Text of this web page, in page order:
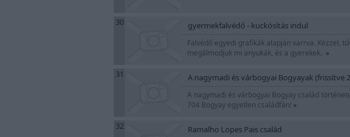
30 gyermekfalvédő - kuckósítás indul
Falvédő egyedi grafikák alapján varrva. Kézzel,
megálmodjuk mi anyukák, és a gyerekek. »
31 A nagymadi és várbogyai Bogyayak (frissítve
A nagymadi és várbogyai Bogyay család
704 Bogyay egyetlen családfán! »
32 Ramalho Lopes Pais család